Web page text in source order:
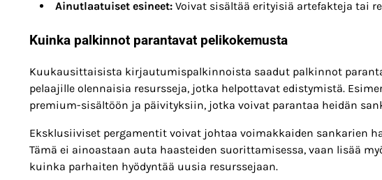
Ainutlaatuiset esineet: Voivat sisältää erityisiä artefakteja tai
Kuinka palkinnot parantavat pelikokemusta
Kuukausittaisista kirjautumispalkinnoista saadut palkinnot
pelaajille olennaisia resursseja, jotka helpottavat edistymistä.
premium-sisältöön ja päivityksiin, jotka voivat parantaa heidän
Eksklusiiviset pergamentit voivat johtaa voimakkaiden sankarien
Tämä ei ainoastaan auta haasteiden suorittamisessa, vaan lisää
kuinka parhaiten hyödyntää uusia resurssejaan.